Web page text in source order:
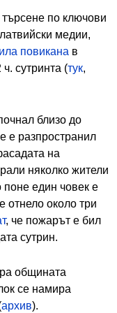
по ключови
медии,
повикана в
сутринта (тук,
близо до
е разпространил
на
няколко жители
поне един човек е
отнело около три
, че пожарът е бил
сутрин.
общината
се намира
архив).